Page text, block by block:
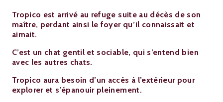
Tropico est arrivé au refuge suite au décès de son
maître, perdant ainsi le foyer qu’il connaissait et
aimait.
C’est un chat gentil et sociable, qui s’entend bien
avec les autres chats.
Tropico aura besoin d’un accès à l’extérieur pour
explorer et s’épanouir pleinement.